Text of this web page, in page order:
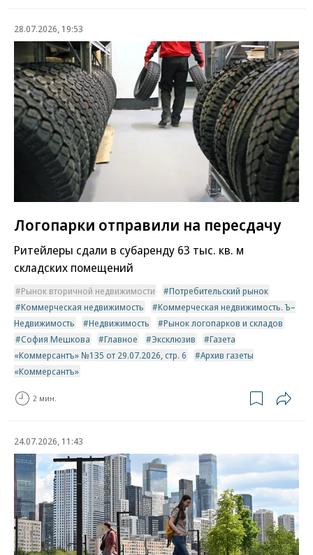
28.07.2026, 19:53
Логопарки отправили на пересдачу
Ритейлеры сдали в субаренду 63 тыс. кв. м
складских помещений
Рынок вторичной недвижимости
Потребительский рынок
Коммерческая недвижимость
Коммерческая недвижимость. Ъ–
Недвижимость
Недвижимость
Рынок логопарков и складов
София Мешкова
Главное Эксклюзив
Газета
«Коммерсантъ» №135 от 29.07.2026, стр. 6
Архив газеты
«Коммерсантъ»
2 мин.
24.07.2026, 11:43